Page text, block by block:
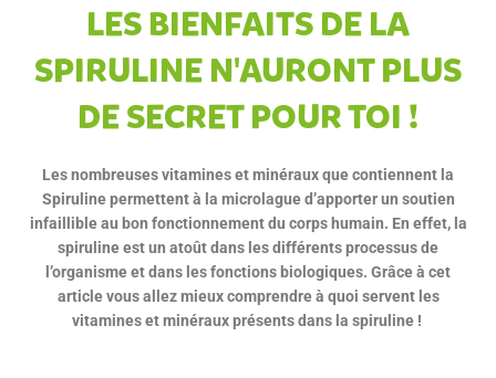
LES BIENFAITS DE LA
SPIRULINE N'AURONT PLUS
DE SECRET POUR TOI !
Les nombreuses vitamines et minéraux que contiennent la
Spiruline permettent à la microlague d’apporter un soutien
infaillible au bon fonctionnement du corps humain. En effet, la
spiruline est un atoût dans les différents processus de
l’organisme et dans les fonctions biologiques. Grâce à cet
article vous allez mieux comprendre à quoi servent les
vitamines et minéraux présents dans la spiruline !